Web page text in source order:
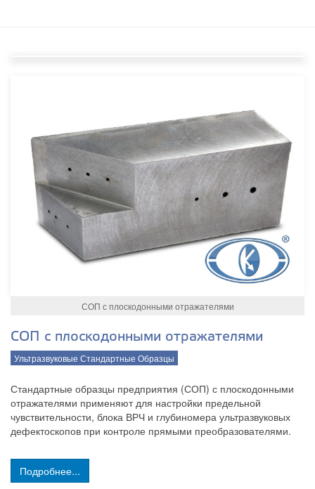
СОП с плоскодонными отражателями
СОП с плоскодонными отражателями
Ультразвуковые Стандартные Образцы
Стандартные образцы предприятия (СОП) с плоскодонными
отражателями применяют для настройки предельной
чувствительности, блока ВРЧ и глубиномера ультразвуковых
дефектоскопов при контроле прямыми преобразователями.
Подробнее...